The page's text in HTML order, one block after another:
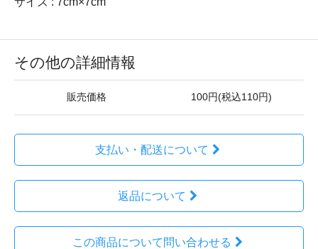
その他の詳細情報
販売価格 100円(税込110円)
支払い・配送について
返品について
この商品について問い合わせる